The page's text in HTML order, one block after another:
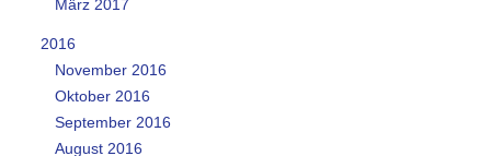
März 2017
2016
November 2016
Oktober 2016
September 2016
August 2016